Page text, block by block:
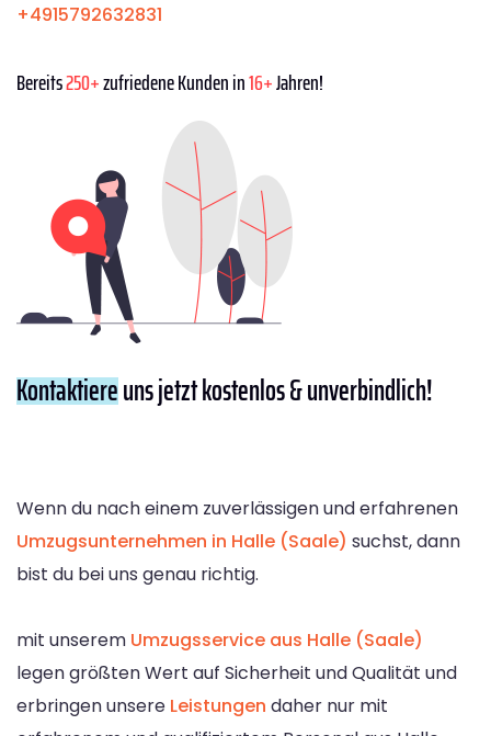
+4915792632831
Bereits250+zufriedene Kunden in16+Jahren!
Kontaktiereuns jetzt kostenlos & unverbindlich!
Wenn du nach einem zuverlässigen und erfahrenen
Umzugsunternehmen in Halle (Saale) suchst, dann
bist du bei uns genau richtig.
mit unserem Umzugsservice aus Halle (Saale)
legen größten Wert auf Sicherheit und Qualität und
erbringen unsere Leistungen daher nur mit